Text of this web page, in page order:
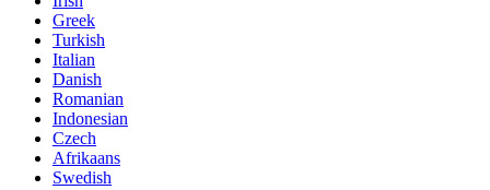
Greek
Turkish
Italian
Danish
Romanian
Indonesian
Czech
Afrikaans
Swedish